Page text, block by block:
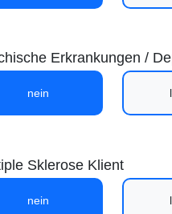
Erkrankungen /
nein
Sklerose Klient
nein